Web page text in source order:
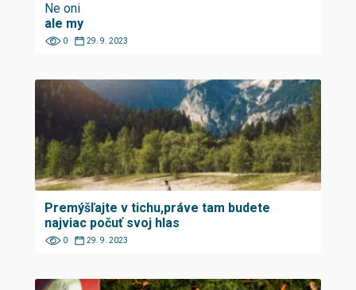
Ne oni
ale my
0 29. 9. 2023
Premýšľajte v tichu,práve tam budete
najviac počuť svoj hlas
0 29. 9. 2023